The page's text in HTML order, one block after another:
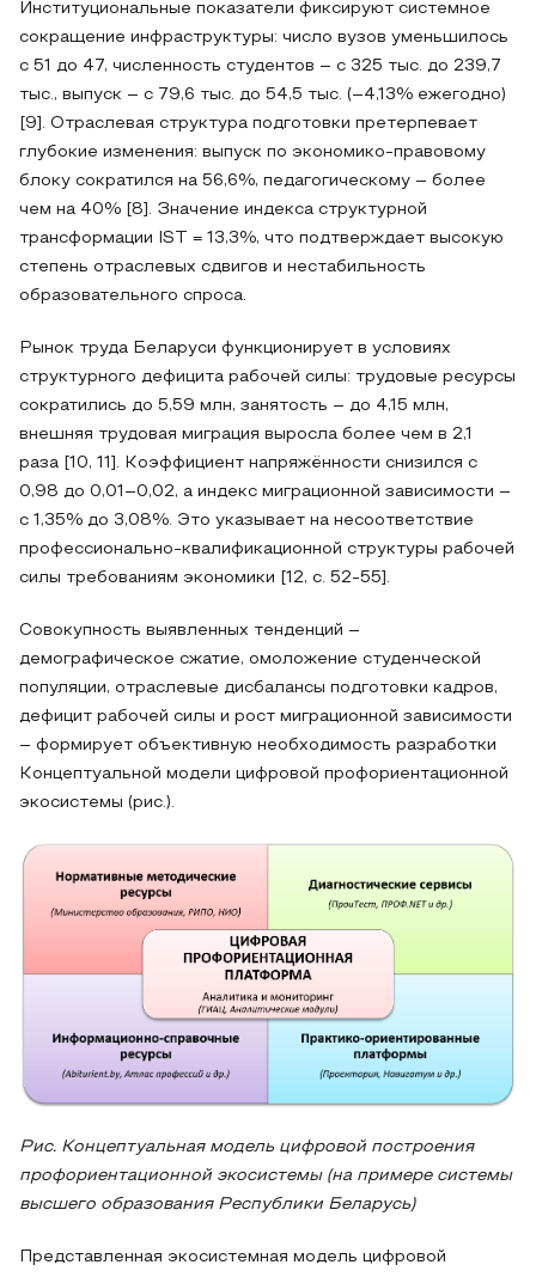
Институциональные показатели фиксируют системное
сокращение инфраструктуры: число вузов уменьшилось
с 51 до 47, численность студентов – с 325 тыс. до 239,7
тыс., выпуск – с 79,6 тыс. до 54,5 тыс. (–4,13% ежегодно)
[9]. Отраслевая структура подготовки претерпевает
глубокие изменения: выпуск по экономико‑правовому
блоку сократился на 56,6%, педагогическому – более
чем на 40% [8]. Значение индекса структурной
трансформации IST = 13,3%, что подтверждает высокую
степень отраслевых сдвигов и нестабильность
образовательного спроса.
Рынок труда Беларуси функционирует в условиях
структурного дефицита рабочей силы: трудовые ресурсы
сократились до 5,59 млн, занятость – до 4,15 млн,
внешняя трудовая миграция выросла более чем в 2,1
раза [10, 11]. Коэффициент напряжённости снизился с
0,98 до 0,01–0,02, а индекс миграционной зависимости –
с 1,35% до 3,08%. Это указывает на несоответствие
профессионально‑квалификационной структуры рабочей
силы требованиям экономики [12, с. 52-55].
Совокупность выявленных тенденций –
демографическое сжатие, омоложение студенческой
популяции, отраслевые дисбалансы подготовки кадров,
дефицит рабочей силы и рост миграционной зависимости
– формирует объективную необходимость разработки
Концептуальной модели цифровой профориентационной
экосистемы (рис.).
Рис. Концептуальная модель цифровой построения
профориентационной экосистемы (на примере системы
высшего образования Республики Беларусь)
Представленная экосистемная модель цифровой